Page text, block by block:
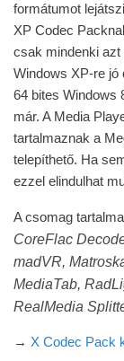
formátumot
XP Codec
csak mindenki azt
Windows XP-re jó
64 bites Windows
már. A Media
tartalmaznak a
telepíthető. Ha
ezzel elindulhat
A csomag
CoreFlac
madVR,
MediaTab,
RealMedia
→ X Codec Pack